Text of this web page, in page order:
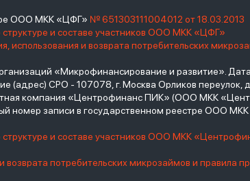
ООО МКК «ЦФГ» № 651303111004012 от 18.03.2013
и составе участников ООО МКК «ЦФГ»
использования и возврата потребительских
«Микрофинансирование и развитие». Дата
(адрес) СРО - 107078, г. Москва Орликов переулок,
компания «Центрофинанс ПИК» (ООО МКК
номер записи в государственном реестре ООО
и составе участников ООО МКК
потребительских микрозаймов и правила